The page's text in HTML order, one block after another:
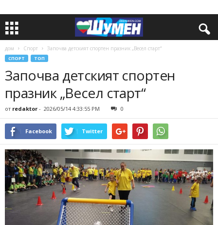
дом Спорт Започва детският спортен празник „Весел старт“
СПОРТ ТОП
Започва детският спортен
празник „Весел старт“
от redaktor - 2026/05/14 4:33:55 PM 0
Facebook Twitter